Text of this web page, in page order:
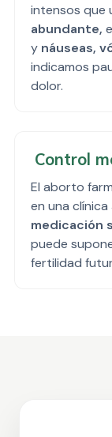
intensos que
abundante,
y náuseas,
indicamos
dolor.
Control
El aborto
en una
medicación
puede
fertilidad